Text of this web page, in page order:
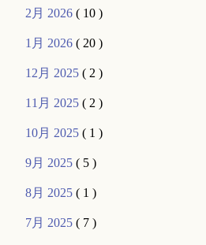
2月 2026( 10 )
1月 2026( 20 )
12月 2025( 2 )
11月 2025( 2 )
10月 2025( 1 )
9月 2025( 5 )
8月 2025( 1 )
7月 2025( 7 )